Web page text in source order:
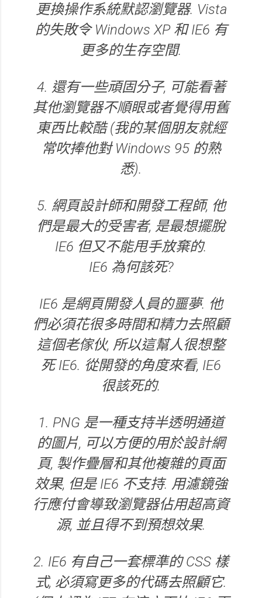
更換操作系統默認瀏覽器. Vista
的失敗令 Windows XP 和 IE6 有
更多的生存空間.
4. 還有一些頑固分子, 可能看著
其他瀏覽器不順眼或者覺得用舊
東西比較酷 (我的某個朋友就經
常吹捧他對 Windows 95 的熟
悉).
5. 網頁設計師和開發工程師, 他
們是最大的受害者, 是最想擺脫
IE6 但又不能甩手放棄的.
IE6 為何該死?
IE6 是網頁開發人員的噩夢. 他
們必須花很多時間和精力去照顧
這個老傢伙, 所以這幫人很想整
死 IE6. 從開發的角度來看, IE6
很該死的.
1. PNG 是一種支持半透明通道
的圖片, 可以方便的用於設計網
頁, 製作疊層和其他複雜的頁面
效果, 但是 IE6 不支持. 用濾鏡強
行應付會導致瀏覽器佔用超高資
源, 並且得不到預想效果.
2. IE6 有自己一套標準的 CSS 樣
式, 必須寫更多的代碼去照顧它.